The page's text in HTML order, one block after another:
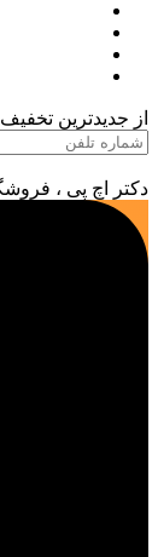
از جدیدترین
دکتر اچ پی ،